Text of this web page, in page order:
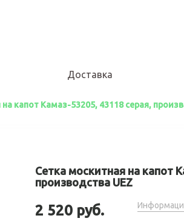
Доставка
капот Камаз-53205, 43118 серая,
Сетка москитная на капот
производства UEZ
2 520 руб.